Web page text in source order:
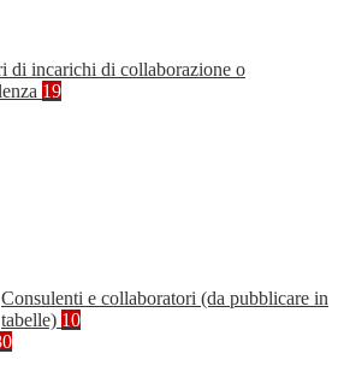
di incarichi di collaborazione o
19
Consulenti e collaboratori (da pubblicare in
tabelle) 10